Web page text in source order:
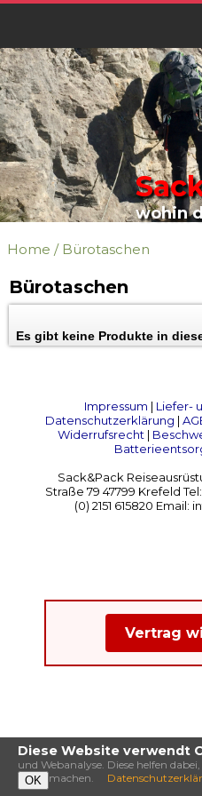
wohin
Home / Bürotaschen
Bürotaschen
Es gibt keine Produkte in
Impressum | Liefer-
Datenschutzerklärung |
Widerrufsrecht|
Sack&Pack
Straße 79 47799 Krefeld Tel:
(0) 2151 615820
Vertrag
Diese Website verwendt
und Webanalyse. Diese helfen dabei,
machen.
OK